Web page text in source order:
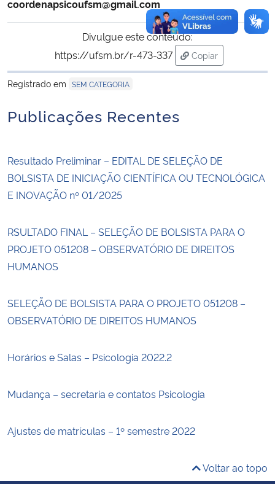
coordenapsicoufsm@gmail.com
Divulgue este conteúdo:
https://ufsm.br/r-473-337
Copiar
para área de
Registrado em SEM CATEGORIA
Publicações Recentes
Resultado Preliminar – EDITAL DE SELEÇÃO DE
BOLSISTA DE INICIAÇÃO CIENTÍFICA OU TECNOLÓGICA
E INOVAÇÃO nº 01/2025
RSULTADO FINAL – SELEÇÃO DE BOLSISTA PARA O
PROJETO 051208 – OBSERVATÓRIO DE DIREITOS
HUMANOS
SELEÇÃO DE BOLSISTA PARA O PROJETO 051208 –
OBSERVATÓRIO DE DIREITOS HUMANOS
Horários e Salas – Psicologia 2022.2
Mudança – secretaria e contatos Psicologia
Ajustes de matrículas – 1º semestre 2022
Voltar ao topo